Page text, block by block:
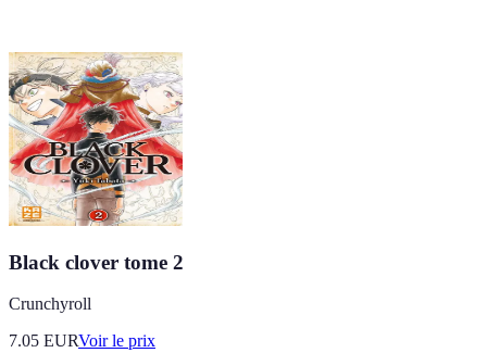
Black clover tome 2
Crunchyroll
7.05 EURVoir le prix